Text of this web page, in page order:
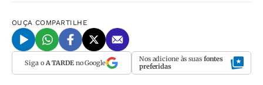
OUÇA COMPARTILHE
Siga o A TARDEno Google Nos adicione às suas fontes
preferidas